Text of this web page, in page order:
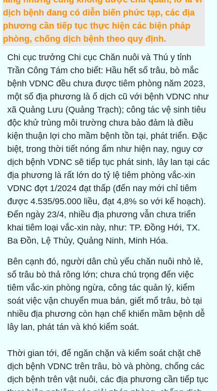
dịch bệnh đang có diễn biến phức tạp, các địa
phương cần tiếp tục thực hiện các biện pháp
phòng, chống dịch bệnh theo quy định.
Chi cục trưởng Chi cục Chăn nuôi và Thú y tỉnh
Trần Công Tám cho biết: Hầu hết số trâu, bò mắc
bệnh VDNC đều chưa được tiêm phòng năm 2023,
một số địa phương là ổ dịch cũ với bệnh VDNC như
xã Quảng Lưu (Quảng Trạch); công tác vệ sinh tiêu
độc khử trùng môi trường chưa bảo đảm là điều
kiện thuận lợi cho mầm bệnh tồn tại, phát triển. Đặc
biệt, trong thời tiết nóng ẩm như hiện nay, nguy cơ
dịch bệnh VDNC sẽ tiếp tục phát sinh, lây lan tại các
địa phương là rất lớn do tỷ lệ tiêm phòng vắc-xin
VDNC đợt 1/2024 đạt thấp (đến nay mới chỉ tiêm
được 4.535/95.000 liều, đạt 4,8% so với kế hoạch).
Đến ngày 23/4, nhiều địa phương vẫn chưa triển
khai tiêm loại vắc-xin này, như: TP. Đồng Hới, TX.
Ba Đồn, Lệ Thủy, Quảng Ninh, Minh Hóa.
Bên cạnh đó, người dân chủ yếu chăn nuôi nhỏ lẻ,
số trâu bò thả rông lớn; chưa chú trọng đến việc
tiêm vắc-xin phòng ngừa, công tác quản lý, kiểm
soát việc vận chuyển mua bán, giết mổ trâu, bò tại
nhiều địa phương còn hạn chế khiến mầm bệnh dễ
lây lan, phát tán và khó kiểm soát.
Thời gian tới, để ngăn chặn và kiểm soát chặt chẽ
dịch bệnh VDNC trên trâu, bò và phòng, chống các
dịch bệnh trên vật nuôi, các địa phương cần tiếp tục